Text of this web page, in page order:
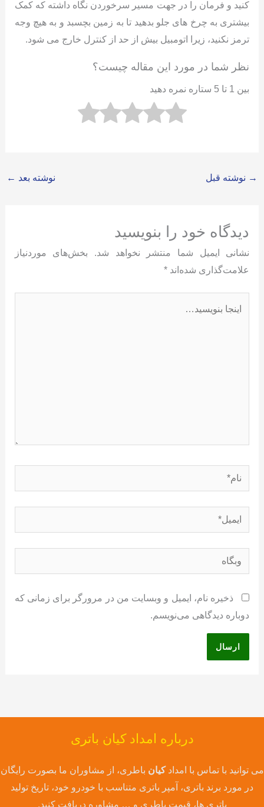
کنید و فرمان را در جهت مسیر سرخوردن نگاه داشته که کمک
بیشتری به چرخ های جلو بدهید تا به زمین بچسبد و به هیچ وجه
ترمز نکنید، زیرا اتومبیل بیش از حد از کنترل خارج می شود.
نظر شما در مورد این مقاله چیست؟
بین 1 تا 5 ستاره نمره دهید
→ نوشته قبل نوشته بعد ←
دیدگاه‌ خود را بنویسید
نشانی ایمیل شما منتشر نخواهد شد.
بخش‌های موردنیاز
علامت‌گذاری شده‌اند *
بنویسید…
نام*
ایمیل*
وبگاه
ذخیره نام، ایمیل و وبسایت من در مرورگر برای زمانی که
دوباره دیدگاهی می‌نویسم.
درباره امداد کیان باتری
می توانید با تماس با امدادکیان باطری، از مشاوران ما بصورت رایگان
در مورد برند باتری، آمپر باتری متناسب با خودرو خود، تاریخ تولید
باتری ها، قیمت باطری و … مشاوره دریافت کنید.